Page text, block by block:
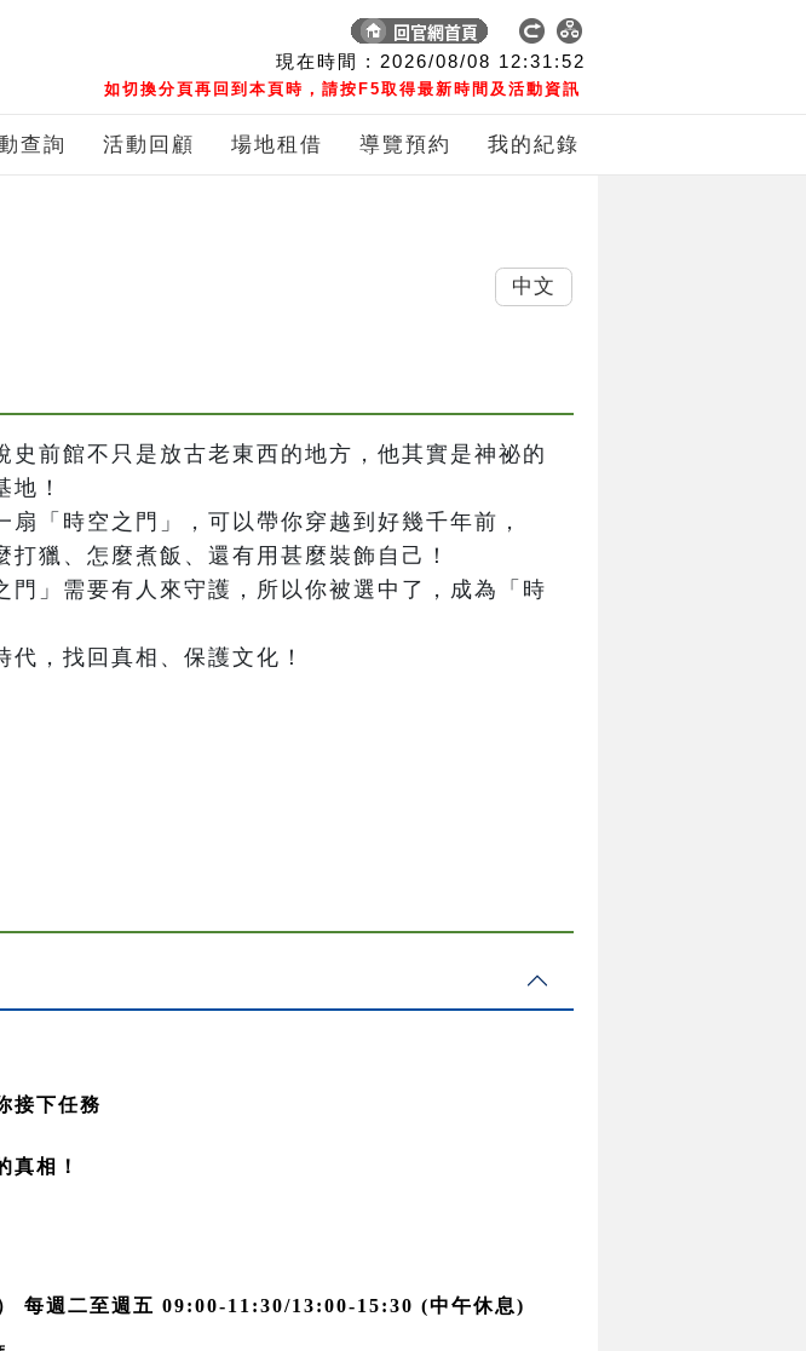
現在時間 : 2026/08/08 12:31:53
如切換分頁再回到本頁時，請按F5取得最新時間及活動資訊
查詢 活動回顧 場地租借 導覽預約 我的紀錄
史前館不只是放古老東西的地方，他其實是神祕的
！
扇「時空之門」，可以帶你穿越到好幾千年前，
打獵、怎麼煮飯、還有用甚麼裝飾自己！
門」需要有人來守護，所以你被選中了，成為「時
代，找回真相、保護文化！
接下任務
真相！
每週二至週五 09:00-11:30/13:00-15:30 (中午休息)